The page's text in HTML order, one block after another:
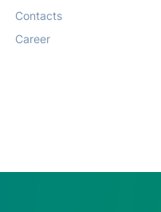
Contacts
Career